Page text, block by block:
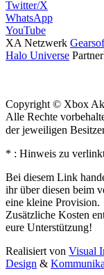
Twitter/X
WhatsApp
YouTube
XA Netzwerk
Halo Universe
Copyright © Xbox
Alle Rechte
der jeweiligen
* : Hinweis zu
Bei diesem Link
ihr über diesen beim
eine kleine Provision.
Zusätzliche Kosten
eure Unterstützung!
Realisiert von Visual
Design &